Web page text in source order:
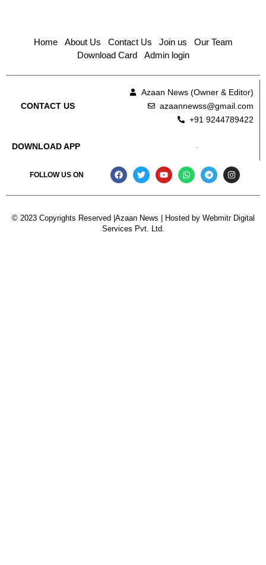
Home About Us Contact Us Join us
Our Team
Download Card
Admin login
CONTACT US
Azaan News (Owner & Editor)
azaannewss@gmail.com
+91 9244789422
DOWNLOAD APP
FOLLOW US ON
© 2023 Copyrights Reserved |Azaan News | Hosted by Webmitr Digital
Services Pvt. Ltd.